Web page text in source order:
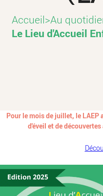
Accueil>Au
Le Lieu d'Accueil
Pour le mois de juillet, le
d'éveil et de